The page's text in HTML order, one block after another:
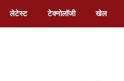
लेटेस्ट टेक्नोलॉजी खेल